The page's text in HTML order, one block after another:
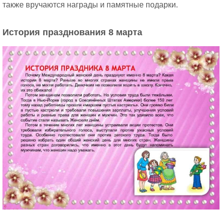
также вручаются награды и памятные подарки.
История празднования 8 марта